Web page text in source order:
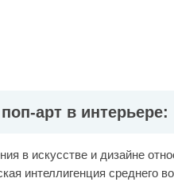
арт в
в искусстве и дизайне
интеллигенция среднего